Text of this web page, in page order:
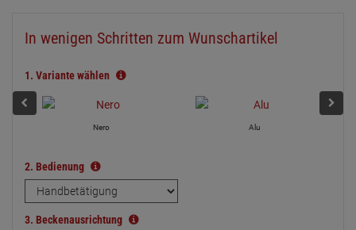
In wenigen Schritten zum Wunschartikel
1. Variante wählen
Nero Alu
2. Bedienung
3. Beckenausrichtung